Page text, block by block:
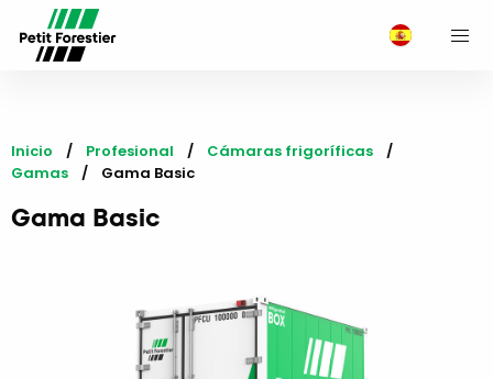
Inicio Profesional
Cámaras frigoríficas
Gamas
Current:
Gama Basic
Gama Basic